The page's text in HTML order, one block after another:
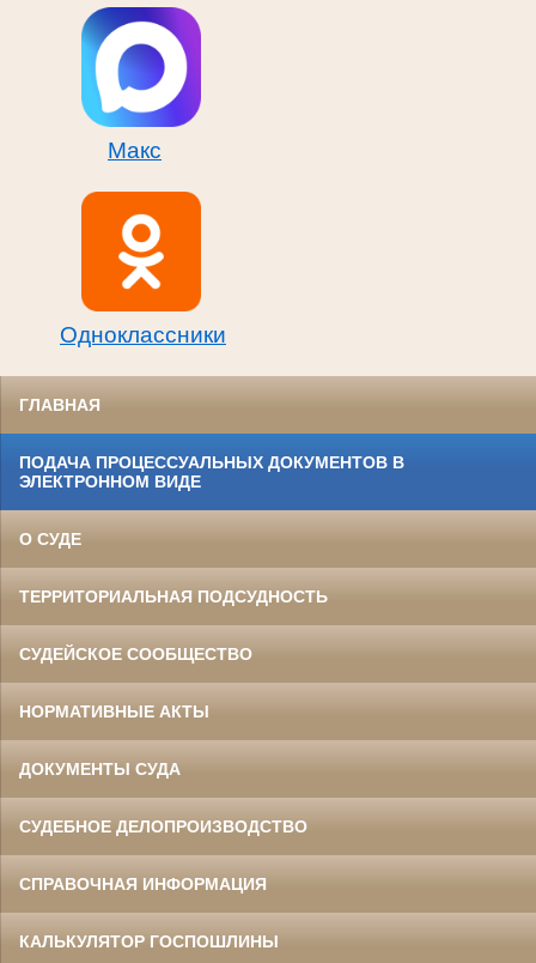
Макс
Одноклассники
ГЛАВНАЯ
ПОДАЧА ПРОЦЕССУАЛЬНЫХ ДОКУМЕНТОВ В
ЭЛЕКТРОННОМ ВИДЕ
О СУДЕ
ТЕРРИТОРИАЛЬНАЯ ПОДСУДНОСТЬ
СУДЕЙСКОЕ СООБЩЕСТВО
НОРМАТИВНЫЕ АКТЫ
ДОКУМЕНТЫ СУДА
СУДЕБНОЕ ДЕЛОПРОИЗВОДСТВО
СПРАВОЧНАЯ ИНФОРМАЦИЯ
КАЛЬКУЛЯТОР ГОСПОШЛИНЫ